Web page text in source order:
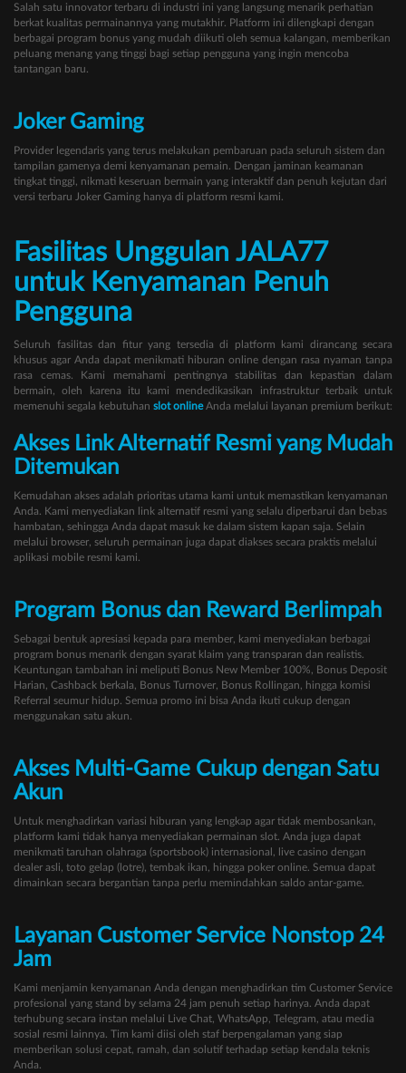
Salah satu innovator terbaru di industri ini yang langsung menarik perhatian
berkat kualitas permainannya yang mutakhir. Platform ini dilengkapi dengan
berbagai program bonus yang mudah diikuti oleh semua kalangan, memberikan
peluang menang yang tinggi bagi setiap pengguna yang ingin mencoba
tantangan baru.
Joker Gaming
Provider legendaris yang terus melakukan pembaruan pada seluruh sistem dan
tampilan gamenya demi kenyamanan pemain. Dengan jaminan keamanan
tingkat tinggi, nikmati keseruan bermain yang interaktif dan penuh kejutan dari
versi terbaru Joker Gaming hanya di platform resmi kami.
Fasilitas Unggulan JALA77
untuk Kenyamanan Penuh
Pengguna
Seluruh fasilitas dan fitur yang tersedia di platform kami dirancang secara
khusus agar Anda dapat menikmati hiburan online dengan rasa nyaman tanpa
rasa cemas. Kami memahami pentingnya stabilitas dan kepastian dalam
bermain, oleh karena itu kami mendedikasikan infrastruktur terbaik untuk
memenuhi segala kebutuhan slot onlineAnda melalui layanan premium berikut:
Akses Link Alternatif Resmi yang Mudah
Ditemukan
Kemudahan akses adalah prioritas utama kami untuk memastikan kenyamanan
Anda. Kami menyediakan link alternatif resmi yang selalu diperbarui dan bebas
hambatan, sehingga Anda dapat masuk ke dalam sistem kapan saja. Selain
melalui browser, seluruh permainan juga dapat diakses secara praktis melalui
aplikasi mobile resmi kami.
Program Bonus dan Reward Berlimpah
Sebagai bentuk apresiasi kepada para member, kami menyediakan berbagai
program bonus menarik dengan syarat klaim yang transparan dan realistis.
Keuntungan tambahan ini meliputi Bonus New Member 100%, Bonus Deposit
Harian, Cashback berkala, Bonus Turnover, Bonus Rollingan, hingga komisi
Referral seumur hidup. Semua promo ini bisa Anda ikuti cukup dengan
menggunakan satu akun.
Akses Multi-Game Cukup dengan Satu
Akun
Untuk menghadirkan variasi hiburan yang lengkap agar tidak membosankan,
platform kami tidak hanya menyediakan permainan slot. Anda juga dapat
menikmati taruhan olahraga (sportsbook) internasional, live casino dengan
dealer asli, toto gelap (lotre), tembak ikan, hingga poker online. Semua dapat
dimainkan secara bergantian tanpa perlu memindahkan saldo antar-game.
Layanan Customer Service Nonstop 24
Jam
Kami menjamin kenyamanan Anda dengan menghadirkan tim Customer Service
profesional yang stand by selama 24 jam penuh setiap harinya. Anda dapat
terhubung secara instan melalui Live Chat, WhatsApp, Telegram, atau media
sosial resmi lainnya. Tim kami diisi oleh staf berpengalaman yang siap
memberikan solusi cepat, ramah, dan solutif terhadap setiap kendala teknis
Anda.